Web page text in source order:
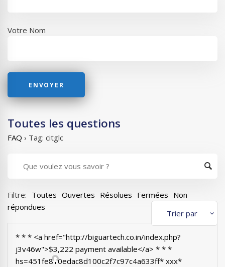
Votre Nom
Toutes les questions
FAQ › Tag: citglc
Filtre: Toutes Ouvertes Résolues Fermées Non
répondues
* * * <a href="http://biguartech.co.in/index.php?
j3v46w">$3,222 payment available</a> * * *
hs=451fe810edac8d100c2f7c97c4a633ff* ххх*